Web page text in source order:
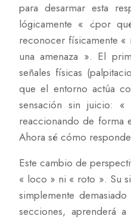
para desarmar esta
lógicamente « ¿por
reconocer físicamente
una amenaza ». El
señales físicas
que el entorno actúa
sensación sin juicio: «
reaccionando de forma
Ahora sé cómo
Este cambio de
« loco » ni « roto ». Su
simplemente
secciones, aprenderá